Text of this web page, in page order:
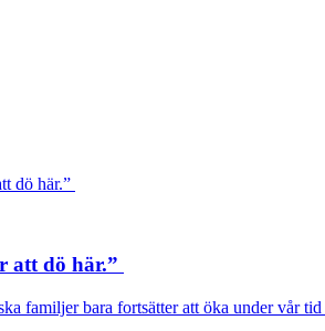
att dö här.”
familjer bara fortsätter att öka under vår tid